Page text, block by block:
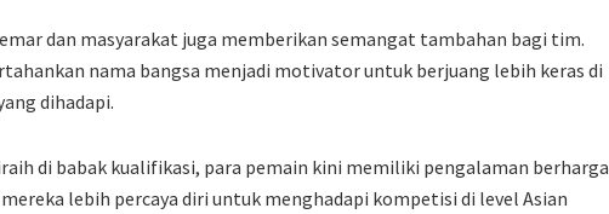
dan masyarakat juga memberikan semangat tambahan bagi tim.
nama bangsa menjadi motivator untuk berjuang lebih keras di
dihadapi.
di babak kualifikasi, para pemain kini memiliki pengalaman berharga
lebih percaya diri untuk menghadapi kompetisi di level Asian